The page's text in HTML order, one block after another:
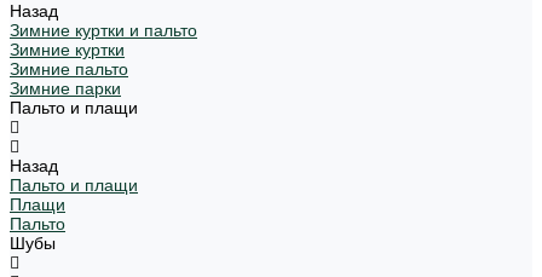
Назад
Зимние куртки и пальто
Зимние куртки
Зимние пальто
Зимние парки
Пальто и плащи
Назад
Пальто и плащи
Плащи
Пальто
Шубы